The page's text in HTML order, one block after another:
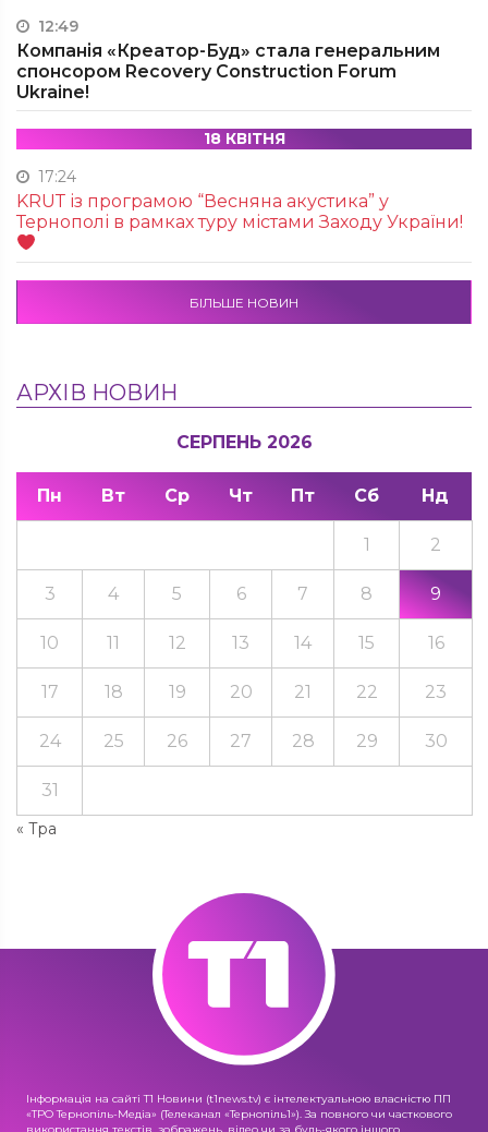
12:49
Компанія «Креатор-Буд» стала генеральним
спонсором Recovery Construction Forum
Ukraine!
18 КВІТНЯ
17:24
KRUТ із програмою “Весняна акустика” у
Тернополі в рамках туру містами Заходу України!
БІЛЬШЕ НОВИН
АРХІВ НОВИН
СЕРПЕНЬ 2026
Пн Вт Ср Чт Пт Сб Нд
« Тра
1 2
3 4 5 6 7 8 9
10 11 12 13 14 15 16
17 18 19 20 21 22 23
24 25 26 27 28 29 30
31
Інформація на сайті Т1 Новини (t1news.tv) є інтелектуальною власністю ПП
«ТРО Тернопіль-Медіа» (Телеканал «Тернопіль1»). За повного чи часткового
використання текстів, зображень, відео чи за будь-якого іншого